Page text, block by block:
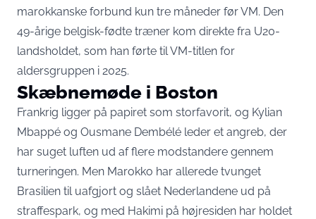
marokkanske forbund kun tre måneder før VM. Den
49-årige belgisk-fødte træner kom direkte fra U20-
landsholdet, som han førte til VM-titlen for
aldersgruppen i 2025.
Skæbnemøde i Boston
Frankrig ligger på papiret som storfavorit, og Kylian
Mbappé og Ousmane Dembélé leder et angreb, der
har suget luften ud af flere modstandere gennem
turneringen. Men Marokko har allerede tvunget
Brasilien til uafgjort og slået Nederlandene ud på
straffespark, og med Hakimi på højresiden har holdet